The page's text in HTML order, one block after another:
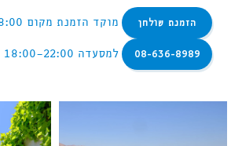
הזמנת שולחן מוקד הזמנת מקום
08-636-8989 למסעדה 18:00-22:00